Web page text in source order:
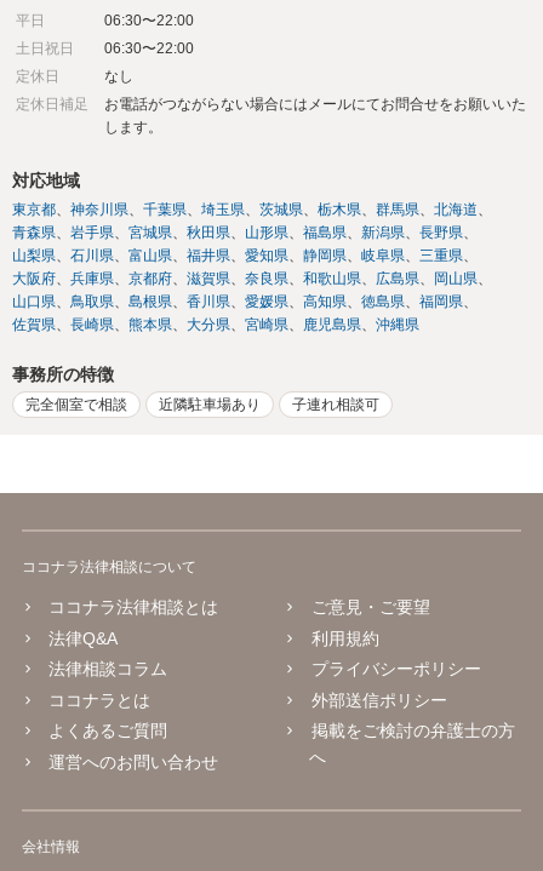
平日
06:30〜22:00
土日祝日
06:30〜22:00
定休日
なし
定休日補足
お電話がつながらない場合にはメールにてお問合せをお願いいた
します。
対応地域
東京都 神奈川県 千葉県 埼玉県 茨城県 栃木県 群馬県
北海道
青森県
岩手県 宮城県 秋田県 山形県 福島県 新潟県
長野県
山梨県
石川県 富山県 福井県 愛知県 静岡県 岐阜県
三重県
大阪府
兵庫県 京都府 滋賀県 奈良県 和歌山県 広島県
岡山県
山口県
鳥取県 島根県 香川県 愛媛県 高知県 徳島県
福岡県
佐賀県
長崎県 熊本県 大分県 宮崎県 鹿児島県 沖縄県
事務所の特徴
完全個室で相談 近隣駐車場あり 子連れ相談可
ココナラ法律相談について
ココナラ法律相談とは
法律Q&A
法律相談コラム
ココナラとは
よくあるご質問
運営へのお問い合わせ
ご意見・ご要望
利用規約
プライバシーポリシー
外部送信ポリシー
掲載をご検討の弁護士の方
へ
会社情報